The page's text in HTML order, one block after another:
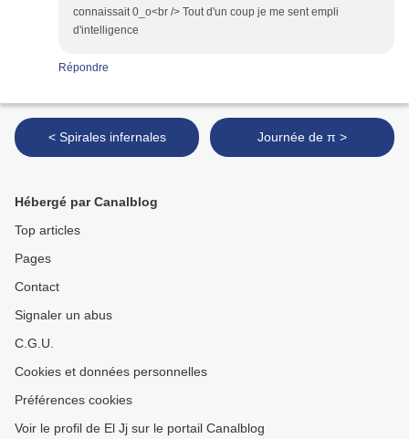
connaissait 0_o<br /> Tout d'un coup je me sent empli
d'intelligence
Répondre
< Spirales infernales Journée de π >
Hébergé par Canalblog
Top articles
Pages
Contact
Signaler un abus
C.G.U.
Cookies et données personnelles
Préférences cookies
Voir le profil de El Jj sur le portail Canalblog